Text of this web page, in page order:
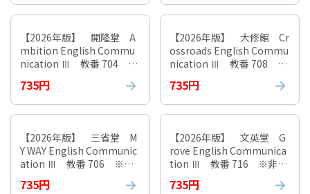
【2026年版】 開隆堂 A
mbition English Commu
nication Ⅲ 教番 704 ※
735円
【2026年版】 大修館 Cr
ossroads English Commu
nication Ⅲ 教番 708 ※
735円
【2026年版】 三省堂 M
Y WAY English Communic
ation Ⅲ 教番 706 ※非
735円
【2026年版】 文英堂 G
rove English Communica
tion Ⅲ 教番 716 ※非課
735円